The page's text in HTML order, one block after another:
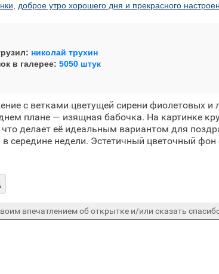
доброе утро хорошего дня и прекрасного
николай трухин
в галерее: 5050 штук
с ветками цветущей сирени фиолетовых и
плане — изящная бабочка. На картинке
делает её идеальным вариантом для
середине недели. Эстетичный цветочный фон
впечатлением об открытке и/или сказать